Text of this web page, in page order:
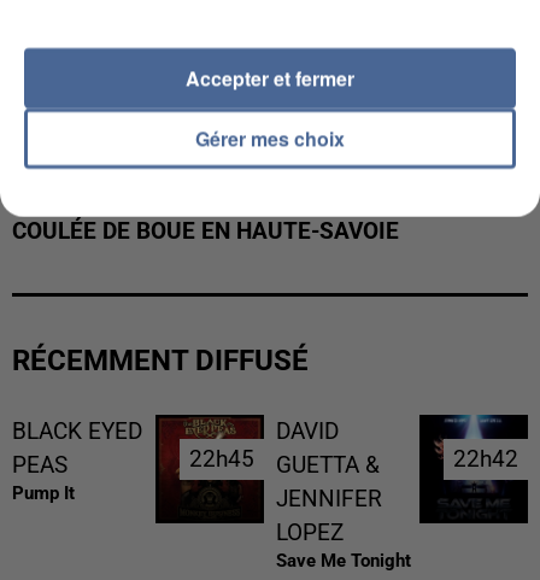
COULÉE DE BOUE EN HAUTE-SAVOIE
RÉCEMMENT DIFFUSÉ
BLACK EYED
PEAS
Pump It
22h45
22h45
DAVID
GUETTA &
JENNIFER
LOPEZ
Save Me Tonight
22h42
22h42
Gérer mes choix
Accepter et fermer